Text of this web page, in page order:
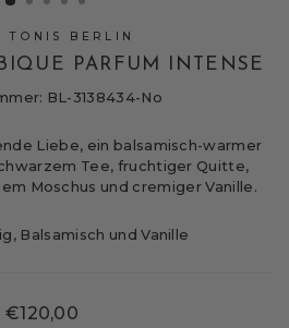
TONIS BERLIN
PARFUM INTENSE
BL-3138434-No
Liebe, ein balsamisch-warmer
Tee, fruchtiger Quitte,
Moschus und cremiger Vanille.
Balsamisch und Vanille
Normaler
€120,00